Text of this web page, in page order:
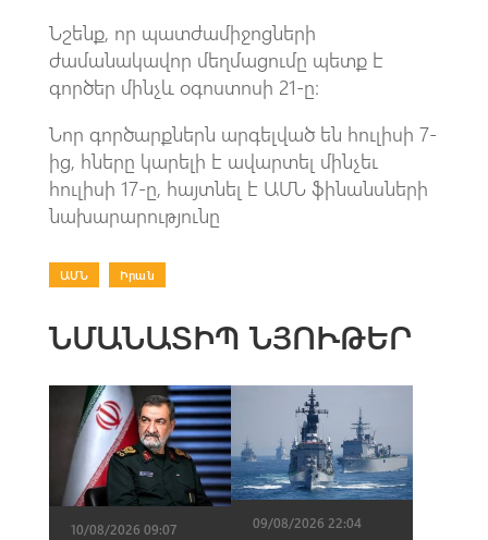
Նշենք, որ պատժամիջոցների
ժամանակավոր մեղմացումը պետք է
գործեր մինչև օգոստոսի 21-ը։
Նոր գործարքներն արգելված են հուլիսի 7-
ից, հները կարելի է ավարտել մինչեւ
հուլիսի 17-ը, հայտնել է ԱՄՆ ֆինանսների
նախարարությունը
ԱՄՆ Իրան
ՆՄԱՆԱՏԻՊ ՆՅՈՒԹԵՐ
10/08/2026 09:07
09/08/2026 22:04